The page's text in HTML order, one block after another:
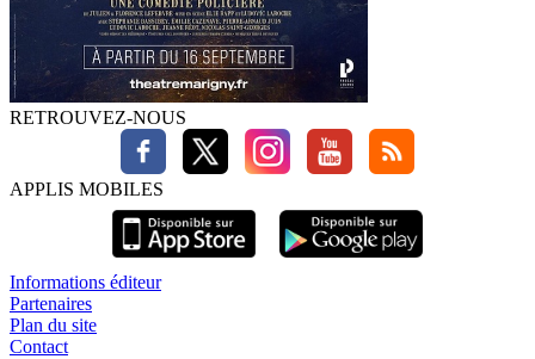
RETROUVEZ-NOUS
APPLIS MOBILES
Informations éditeur
Partenaires
Plan du site
Contact